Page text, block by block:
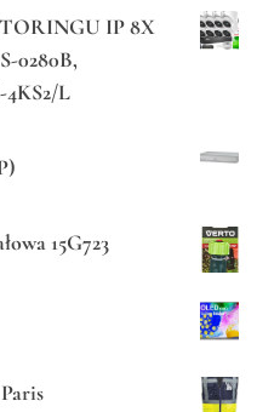
IP 8X
0280B,
L
15G723